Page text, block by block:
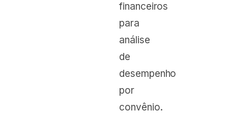
financeiros
para
análise
de
desempenho
por
convênio.